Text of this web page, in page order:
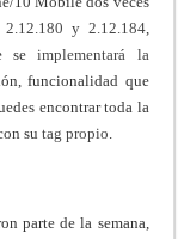
2.12.180 y 2.12.184,
seimplementará la
funcionalidad que
encontrar toda la
sutag propio.
parte de la semana,